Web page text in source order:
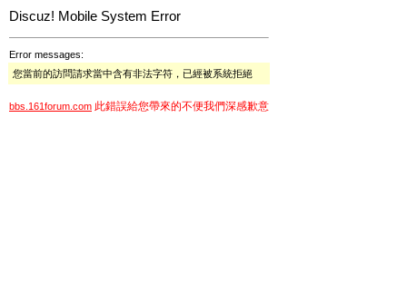
Discuz! Mobile System Error
Error messages:
您當前的訪問請求當中含有非法字符，已經被系統拒絕
bbs.161forum.com 此錯誤給您帶來的不便我們深感歉意